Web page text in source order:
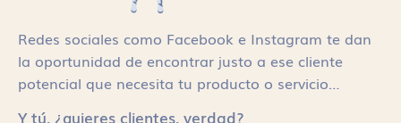
Redes sociales como Facebook e Instagram te dan
la oportunidad de encontrar justo a ese cliente
potencial que necesita tu producto o servicio…
Y tú, ¿quieres clientes, verdad?